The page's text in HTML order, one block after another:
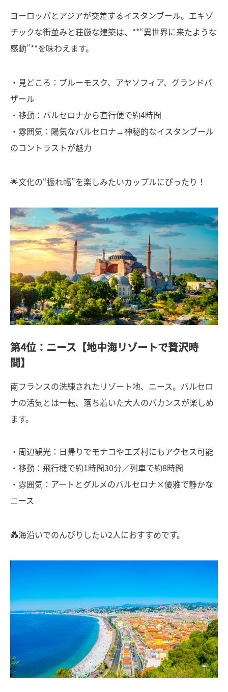
ヨーロッパとアジアが交差するイスタンブール。エキゾ
チックな街並みと荘厳な建築は、**“異世界に来たような
感動”**を味わえます。
・見どころ：ブルーモスク、アヤソフィア、グランドバ
ザール
・移動：バルセロナから直行便で約4時間
・雰囲気：陽気なバルセロナ→神秘的なイスタンブール
のコントラストが魅力
🌟文化の“振れ幅”を楽しみたいカップルにぴったり！
第4位：ニース【地中海リゾートで贅沢時
間】
南フランスの洗練されたリゾート地、ニース。バルセロ
ナの活気とは一転、落ち着いた大人のバカンスが楽しめ
ます。
・周辺観光：日帰りでモナコやエズ村にもアクセス可能
・移動：飛行機で約1時間30分／列車で約8時間
・雰囲気：アートとグルメのバルセロナ×優雅で静かな
ニース
💑海沿いでのんびりしたい2人におすすめです。